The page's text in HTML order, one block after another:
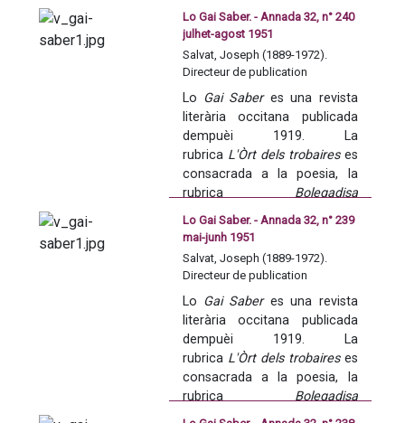
occitana balha
d'informacions sus
l'actualitat de l'accion
occitana. La revista se fa
publicacions del domeni
occitan e dels resultats del
concors annadièr de poesia
occitana de l'Acadèmia dels
Jòcs florals.
Lo Gai Saber. - Annada 32, n° 240
julhet-agost 1951
Salvat, Joseph (1889-1972).
Directeur de publication
Lo Gai Saber es una revista
literària occitana publicada
dempuèi 1919. La
rubrica L'Òrt dels trobaires es
consacrada a la poesia, la
rubrica Bolegadisa
occitana balha
d'informacions sus
l'actualitat de l'accion
occitana. La revista se fa
publicacions del domeni
occitan e dels resultats del
concors annadièr de poesia
occitana de l'Acadèmia dels
Jòcs florals.
Lo Gai Saber. - Annada 32, n° 239
mai-junh 1951
Salvat, Joseph (1889-1972).
Directeur de publication
Lo Gai Saber es una revista
literària occitana publicada
dempuèi 1919. La
rubrica L'Òrt dels trobaires es
consacrada a la poesia, la
rubrica Bolegadisa
occitana balha